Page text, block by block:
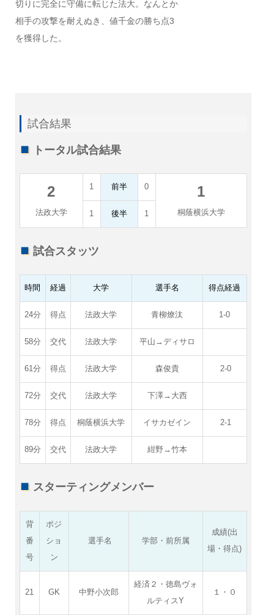
切りに完全に守備に転じた法大。なんとか
相手の攻撃を耐えぬき、値千金の勝ち点3
を獲得した。
試合結果
トータル試合結果
2
法政大学
1 前半 0 1
桐蔭横浜大学
1 後半 1
試合スタッツ
時間 経過 大学 選手名 得点経過
24分 得点 法政大学 青柳燎汰 1-0
58分 交代 法政大学 平山→ディサロ
61分 得点 法政大学 森俊貴 2-0
72分 交代 法政大学 下澤→大西
78分 得点 桐蔭横浜大学 イサカゼイン 2-1
89分 交代 法政大学 紺野→竹本
スターティングメンバー
背
番
号
ポジ
ショ
ン
選手名 学部・前所属
成績(出
場・得点)
21 GK 中野小次郎
経済２・徳島ヴォ
ルティスY
１・０